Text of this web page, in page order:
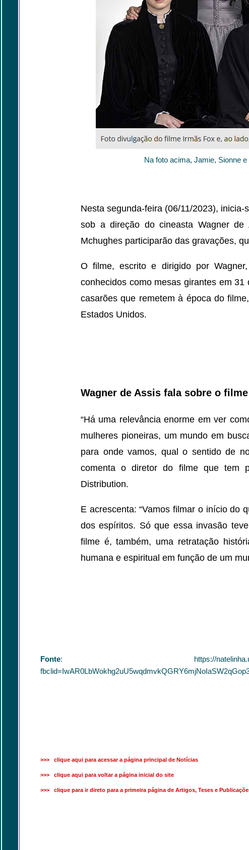
Na foto acima, Jamie, Sionne
Nesta segunda-feira (06/11/2023),
sob a direção do cineasta Wagner de
Mchughes participarão das gravações,
O filme, escrito e dirigido por
conhecidos como mesas girantes em
casarões que remetem à época do
Estados Unidos.
Wagner de Assis fala sobre o
“Há uma relevância enorme em ver
mulheres pioneiras, um mundo em
para onde vamos, qual o sentido de
comenta o diretor do filme que tem
Distribution.
E acrescenta: “Vamos filmar o início do
dos espíritos. Só que essa invasão
filme é, também, uma retratação
humana e espiritual em função de um
Fonte: https://natelinha.uol.com.br/natelona/
>>> clique aqui para acessar a página principal de Notícias
>>> clique aqui para voltar a página inicial do site
>>> clique para ir direto para a primeira página de Artigos, Teses e